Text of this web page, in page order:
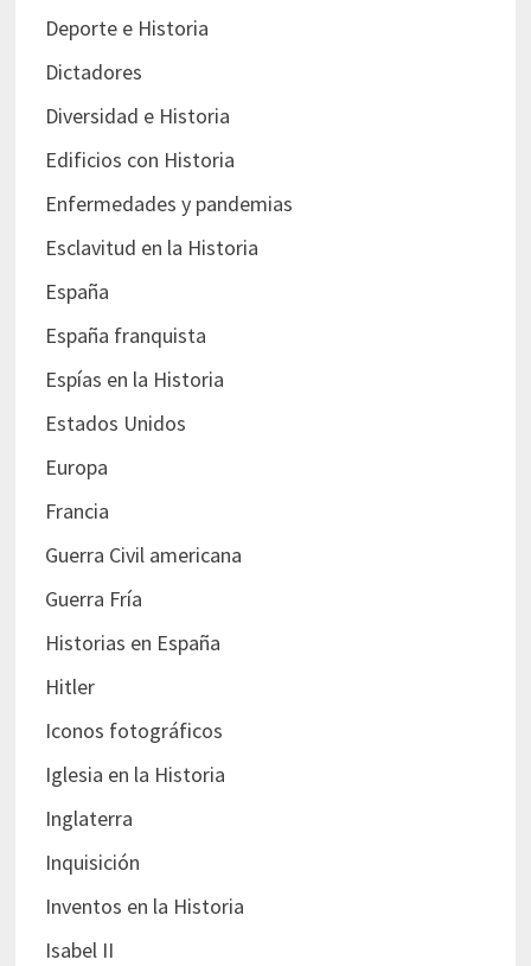
Deporte e Historia
Dictadores
Diversidad e Historia
Edificios con Historia
Enfermedades y pandemias
Esclavitud en la Historia
España
España franquista
Espías en la Historia
Estados Unidos
Europa
Francia
Guerra Civil americana
Guerra Fría
Historias en España
Hitler
Iconos fotográficos
Iglesia en la Historia
Inglaterra
Inquisición
Inventos en la Historia
Isabel II